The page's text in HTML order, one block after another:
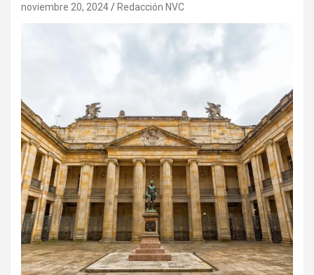
noviembre 20, 2024 Redacción NVC